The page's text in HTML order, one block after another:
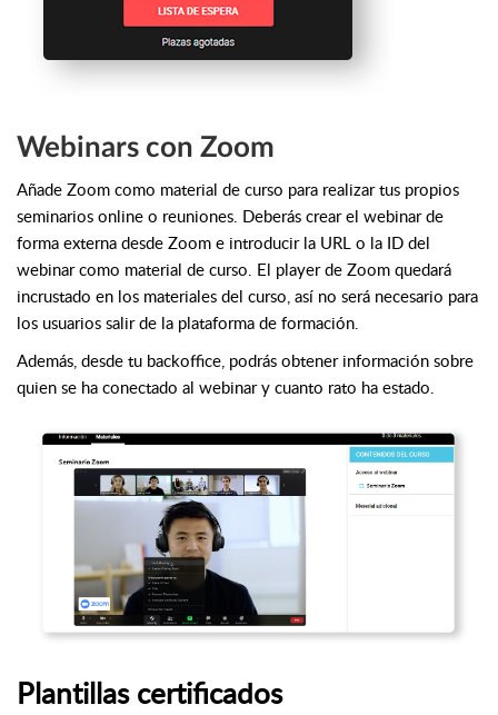
Webinars con Zoom
Añade Zoom como material de curso para realizar tus propios
seminarios online o reuniones. Deberás crear el webinar de
forma externa desde Zoom e introducir la URL o la ID del
webinar como material de curso. El player de Zoom quedará
incrustado en los materiales del curso, así no será necesario para
los usuarios salir de la plataforma de formación.
Además, desde tu backoffice, podrás obtener información sobre
quien se ha conectado al webinar y cuanto rato ha estado.
Plantillas certificados